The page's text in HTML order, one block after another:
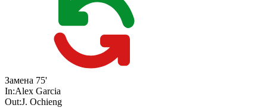
Замена 75'
In:Alex Garcia
Out:J. Ochieng